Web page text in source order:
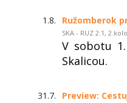
1.8. Ružomberok
SKA - RUZ 2:1,
V sobotu
Skalicou.
31.7. Preview: